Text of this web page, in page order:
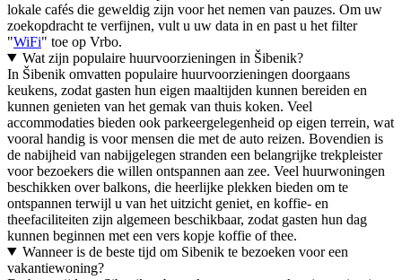
lokale cafés die geweldig zijn voor het nemen van pauzes. Om uw
zoekopdracht te verfijnen, vult u uw data in en past u het filter
"WiFi" toe op Vrbo.
Wat zijn populaire huurvoorzieningen in Šibenik?
In Šibenik omvatten populaire huurvoorzieningen doorgaans
keukens, zodat gasten hun eigen maaltijden kunnen bereiden en
kunnen genieten van het gemak van thuis koken. Veel
accommodaties bieden ook parkeergelegenheid op eigen terrein, wat
vooral handig is voor mensen die met de auto reizen. Bovendien is
de nabijheid van nabijgelegen stranden een belangrijke trekpleister
voor bezoekers die willen ontspannen aan zee. Veel huurwoningen
beschikken over balkons, die heerlijke plekken bieden om te
ontspannen terwijl u van het uitzicht geniet, en koffie- en
theefaciliteiten zijn algemeen beschikbaar, zodat gasten hun dag
kunnen beginnen met een vers kopje koffie of thee.
Wanneer is de beste tijd om Sibenik te bezoeken voor een
vakantiewoning?